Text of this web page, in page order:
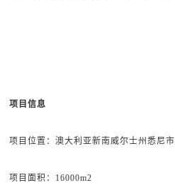
项目信息
项目位置：澳大利亚新南威尔士州悉尼市
项目面积：16000m2